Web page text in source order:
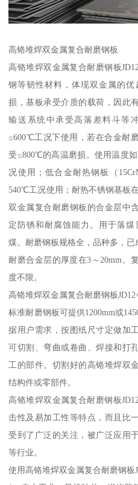
高铬堆焊双金属复合耐磨钢板
高铬堆焊双金属复合耐磨钢板
钢等韧性材料，体现双金属的
损，基板承受介质的载荷，因此
输送系统中承受高落差料斗等
≤600℃工况下使用，若在合金耐
受≤800℃的高温磨损。使用温度
况使用；低合金耐热钢板（
540℃工况使用；耐热不锈钢基板
双金属复合耐磨钢板的合金层中
定防锈和耐腐蚀能力。用于落
煤。耐磨钢板规格全，品种多，已
耐磨合金层的厚度在3～20mm。
度不限。
高铬堆焊双金属复合耐磨钢板
标准耐磨钢板可提供1200mm或
据用户需求，按图纸尺寸定做加
可切割、弯曲或卷曲、焊接和打
工的部件。切割好的高铬堆焊双
结构件或零部件。
高铬堆焊双金属复合耐磨钢板
击性及易加工性等特点，而且比
受到了广泛的关注，被广泛应用
等行业。
使用高铬堆焊双金属复合耐磨钢板